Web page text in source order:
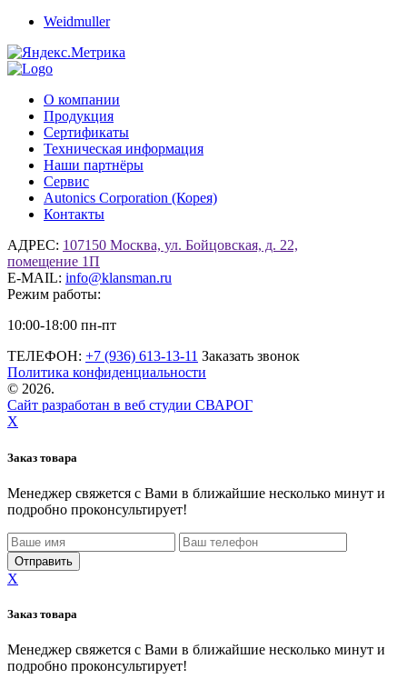
Weidmuller
О компании
Продукция
Сертификаты
Техническая информация
Наши партнёры
Сервис
Autonics Corporation (Корея)
Контакты
АДРЕС: 107150 Москва, ул. Бойцовская, д. 22,
помещение 1П
E-MAIL: info@klansman.ru
Режим работы:
10:00-18:00 пн-пт
ТЕЛЕФОН: +7 (936) 613-13-11 Заказать звонок
Политика конфиденциальности
© 2026.
Сайт разработан в веб студии СВАРОГ
X
Заказ товара
Менеджер свяжется с Вами в ближайшие несколько минут и
подробно проконсультирует!
X
Заказ товара
Менеджер свяжется с Вами в ближайшие несколько минут и
подробно проконсультирует!